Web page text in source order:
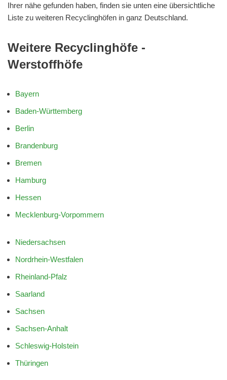
Ihrer nähe gefunden haben, finden sie unten eine übersichtliche
Liste zu weiteren Recyclinghöfen in ganz Deutschland.
Weitere Recyclinghöfe -
Werstoffhöfe
Bayern
Baden-Württemberg
Berlin
Brandenburg
Bremen
Hamburg
Hessen
Mecklenburg-Vorpommern
Niedersachsen
Nordrhein-Westfalen
Rheinland-Pfalz
Saarland
Sachsen
Sachsen-Anhalt
Schleswig-Holstein
Thüringen